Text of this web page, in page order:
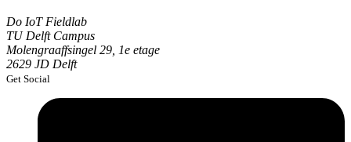
Do IoT Fieldlab
TU Delft Campus
Molengraaffsingel 29, 1e etage
2629 JD Delft
Get Social